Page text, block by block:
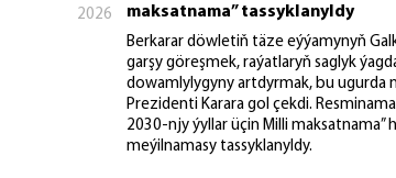
2026
maksatnama” tassyklanyldy
Berkarar döwletiň täze eýýamynyň
garşy göreşmek, raýatlaryň saglyk
dowamlylygyny artdyrmak, bu ugurda
Prezidenti Karara gol çekdi.
2030-njy ýyllar üçin Milli
meýilnamasy tassyklanyldy.